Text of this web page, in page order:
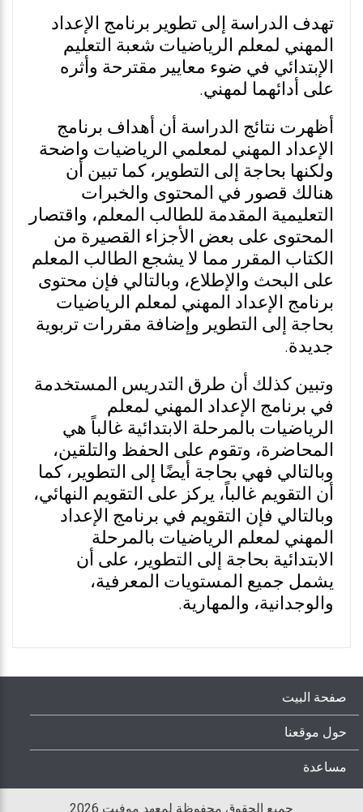
تهدف الدراسة إلى تطوير برنامج الإعداد
المهني لمعلم الرياضيات شعبة التعليم
الإبتدائي في ضوء معايير مقترحة وأثره
على أدائهما لمهني.
أظهرت نتائج الدراسة أن أهداف برنامج
الإعداد المهني لمعلمي الرياضيات واضحة
ولكنها بحاجة إلى التطوير، كما تبين أن
هنالك قصور في المحتوى والخبرات
التعليمية المقدمة للطالب المعلم، واقتصار
المحتوى على بعض الأجزاء القصيرة من
الكتاب المقرر مما لا يشجع الطالب المعلم
على البحث والإطلاع، وبالتالي فإن محتوى
برنامج الإعداد المهني لمعلم الرياضيات
بحاجة إلى التطوير وإضافة مقررات تربوية
جديدة.
وتبين كذلك أن طرق التدريس المستخدمة
في برنامج الإعداد المهني لمعلم
الرياضيات بالمرحلة الابتدائية غالباً هي
المحاضرة، وتقوم على الحفظ والتلقين،
وبالتالي فهي بحاجة أيضًا إلى التطوير، كما
أن التقويم غالباً، يركز على التقويم النهائي،
وبالتالي فإن التقويم في برنامج الإعداد
المهني لمعلم الرياضيات بالمرحلة
الابتدائية بحاجة إلى التطوير، على أن
يشمل جميع المستويات المعرفية،
والوجدانية، والمهارية.
صفحة البيت
حول موقعنا
مساعدة